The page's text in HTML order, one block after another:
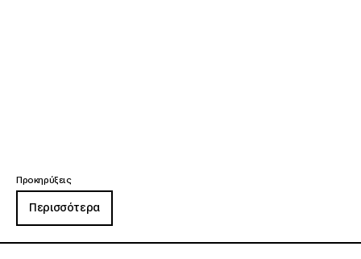
Προκηρύξεις
Περισσότερα